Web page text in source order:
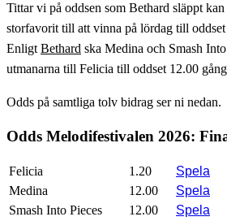
Tittar vi på oddsen som Bethard släppt
storfavorit till att vinna på lördag till oddset
EnligtBethard ska Medina och Smash Into
utmanarna till Felicia till oddset 12.00
Odds på samtliga tolv bidrag ser ni nedan.
Odds Melodifestivalen 2026:
Felicia 1.20
Spela
Medina
12.00
Spela
Smash Into Pieces
12.00
Spela